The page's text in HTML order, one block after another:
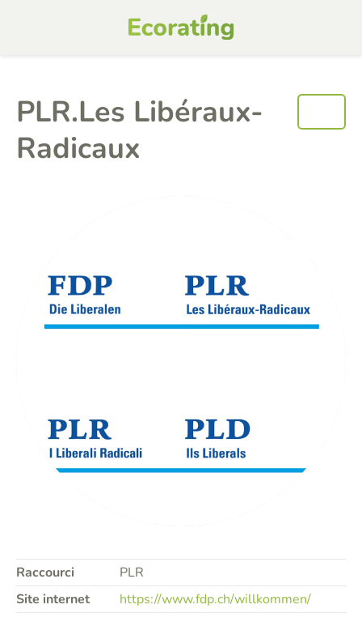
PLR.Les Libéraux-
Radicaux
Raccourci
PLR
Site internet
https://www.fdp.ch/willkommen/